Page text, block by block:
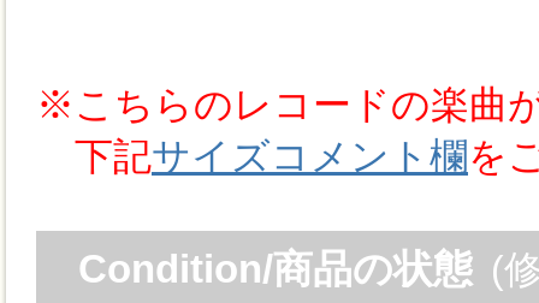
※こちらのレコードの楽曲
下記サイズコメント欄を
Condition/商品の状態 (